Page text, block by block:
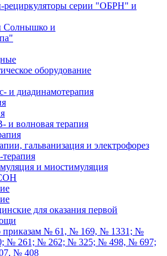
рециркуляторы серии "ОБРН" и
Солнышко и
оборудование
и диадинамотерапия
волновая терапия
гальванизация и электрофорез
терапия
и миостимуляция
для оказания первой
приказам № 61, № 169, № 1331; №
№ 261; № 262; № 325; № 498, № 697;
№ 408